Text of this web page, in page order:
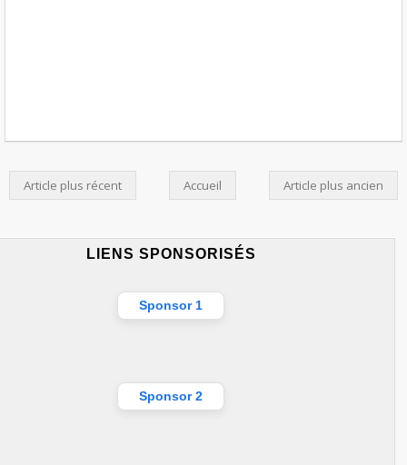
Article plus récent Article plus ancien
Accueil
LIENS SPONSORISÉS
Sponsor 1
Sponsor 2